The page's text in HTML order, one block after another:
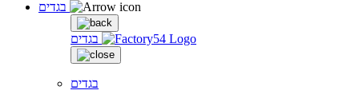
בגדים
בגדים